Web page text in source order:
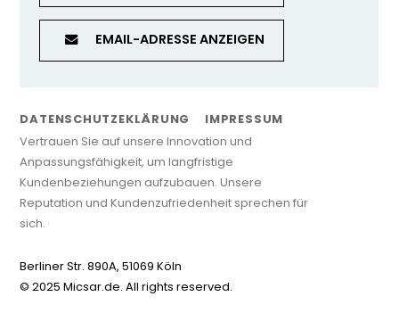
EMAIL-ADRESSE ANZEIGEN
DATENSCHUTZEKLÄRUNG
IMPRESSUM
Vertrauen Sie auf unsere Innovation und
Anpassungsfähigkeit, um langfristige
Kundenbeziehungen aufzubauen. Unsere
Reputation und Kundenzufriedenheit sprechen für
sich.
Berliner Str. 890A, 51069 Köln
© 2025 Micsar.de. All rights reserved.